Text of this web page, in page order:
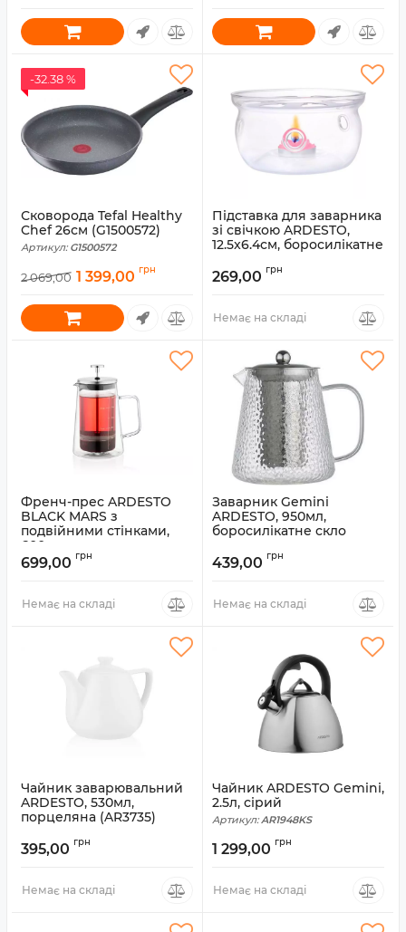
-32.38 %
Сковорода Tefal Healthy
Chef 26см (G1500572)
Артикул: G1500572
2 069,00 1 399,00 грн
Підставка для заварника
зі свічкою ARDESTO,
12.5x6.4см, боросилікатне
Артикул: AR1900GBC
269,00 грн
Немає на складі
Френч-прес ARDESTO
BLACK MARS з
подвійними стінками,
600мл
Артикул: AR1906DW
699,00 грн
Немає на складі
Заварник Gemini
ARDESTO, 950мл,
боросилікатне скло
439,00 грн
Немає на складі
Чайник заварювальний
ARDESTO, 530мл,
порцеляна (AR3735)
395,00 грн
Немає на складі
Чайник ARDESTO Gemini,
2.5л, сірий
Артикул: AR1948KS
1 299,00 грн
Немає на складі